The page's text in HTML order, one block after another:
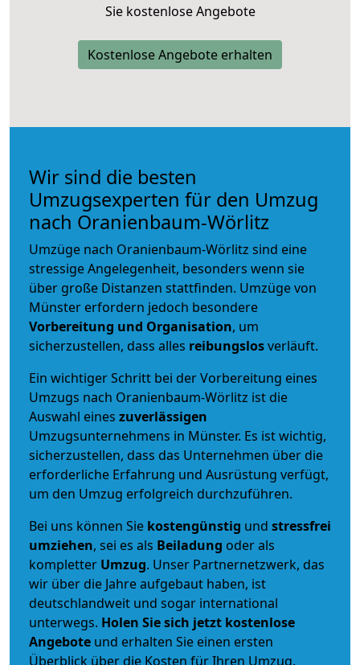
Sie kostenlose Angebote
Kostenlose Angebote erhalten
Wir sind die besten
Umzugsexperten für den Umzug
nach Oranienbaum-Wörlitz
Umzüge nach Oranienbaum-Wörlitz sind eine
stressige Angelegenheit, besonders wenn sie
über große Distanzen stattfinden. Umzüge von
Münster erfordern jedoch besondere
Vorbereitung und Organisation, um
sicherzustellen, dass alles reibungslosverläuft.
Ein wichtiger Schritt bei der Vorbereitung eines
Umzugs nach Oranienbaum-Wörlitz ist die
Auswahl eines zuverlässigen
Umzugsunternehmens in Münster. Es ist wichtig,
sicherzustellen, dass das Unternehmen über die
erforderliche Erfahrung und Ausrüstung verfügt,
um den Umzug erfolgreich durchzuführen.
Bei uns können Sie kostengünstig und stressfrei
umziehen, sei es als Beiladung oder als
kompletter Umzug. Unser Partnernetzwerk, das
wir über die Jahre aufgebaut haben, ist
deutschlandweit und sogar international
unterwegs. Holen Sie sich jetzt kostenlose
Angebote und erhalten Sie einen ersten
Überblick über die Kosten für Ihren Umzug.